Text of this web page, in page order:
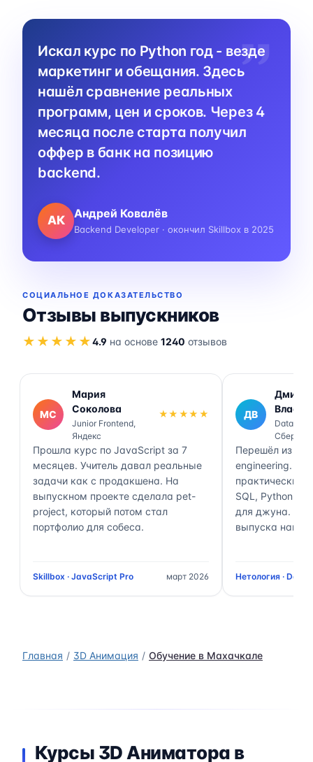
Искал курс по Python год - везде
маркетинг и обещания. Здесь
нашёл сравнение реальных
программ, цен и сроков. Через 4
месяца после старта получил
оффер в банк на позицию
backend.
АК Андрей Ковалёв
Backend Developer · окончил Skillbox в 2025
СОЦИАЛЬНОЕ ДОКАЗАТЕЛЬСТВО
Отзывы выпускников
★★★★★4.9 на основе 1240 отзывов
МС
Мария
Соколова
Junior Frontend,
Яндекс
★★★★★
Прошла курс по JavaScript за 7
месяцев. Учитель давал реальные
задачи как с продакшена. На
выпускном проекте сделала pet-
project, который потом стал
портфолио для собеса.
Skillbox · JavaScript Pro март 2026
ДВ
Власов
Data
Сбер
Перешёл из
engineering.
практически
SQL, Python,
для джуна.
выпуска нашёл
Нетология · Data
Главная 3D Анимация Обучение в Махачкале
Курсы 3D Аниматора в